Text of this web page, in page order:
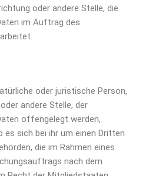
oder andere Stelle, die
im Auftrag des
oder juristische Person,
andere Stelle, der
offengelegt werden,
es sich bei ihr um einen Dritten
die im Rahmen eines
nach dem